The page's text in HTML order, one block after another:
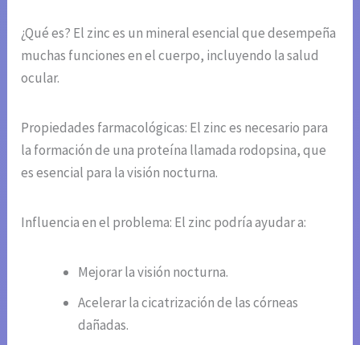
¿Qué es? El zinc es un mineral esencial que desempeña
muchas funciones en el cuerpo, incluyendo la salud
ocular.
Propiedades farmacológicas: El zinc es necesario para
la formación de una proteína llamada rodopsina, que
es esencial para la visión nocturna.
Influencia en el problema: El zinc podría ayudar a:
Mejorar la visión nocturna.
Acelerar la cicatrización de las córneas
dañadas.